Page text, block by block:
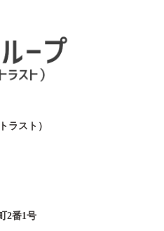
ラスト）
2番1号